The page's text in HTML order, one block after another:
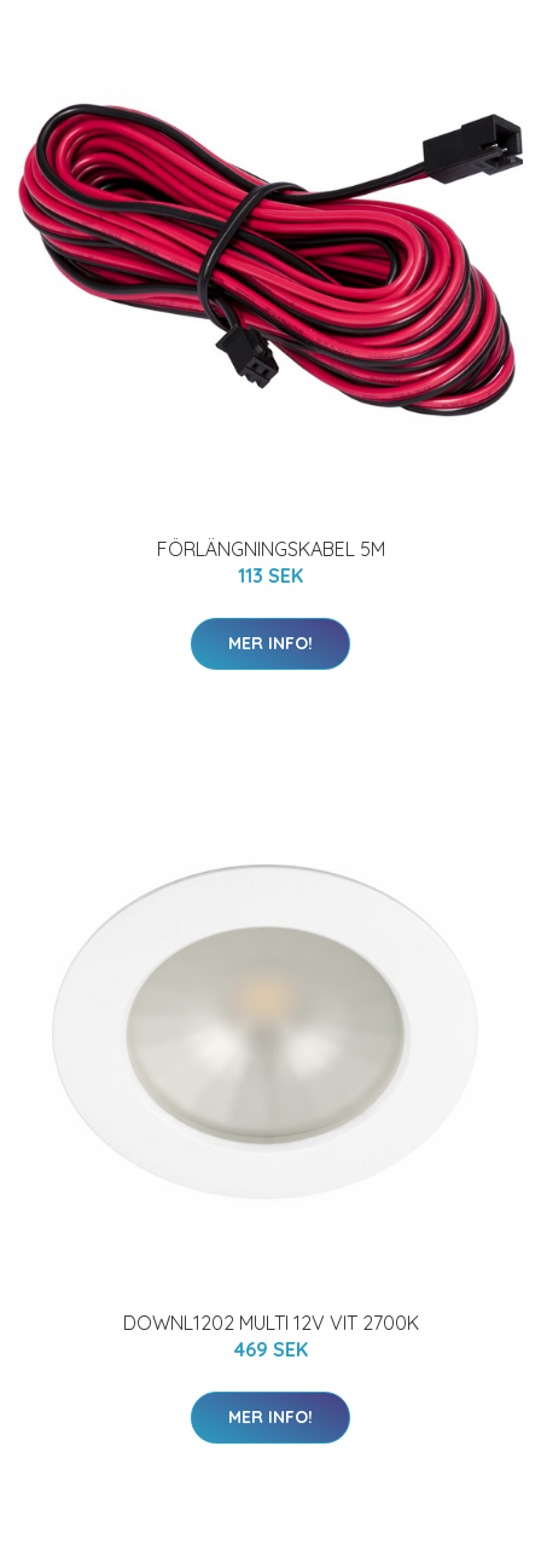
FÖRLÄNGNINGSKABEL 5M
113 SEK
MER INFO!
DOWNL1202 MULTI 12V VIT 2700K
469 SEK
MER INFO!